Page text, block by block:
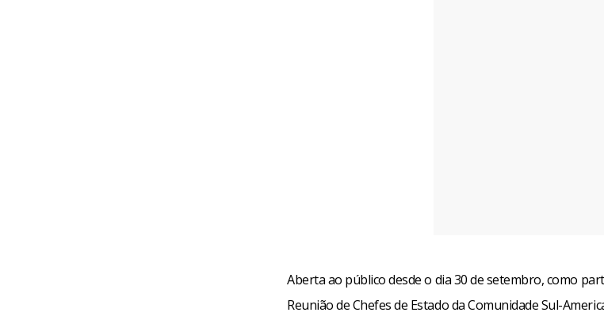
Aberta ao público desde o dia 30 de setembro, como
Reunião de Chefes de Estado da Comunidade Sul-